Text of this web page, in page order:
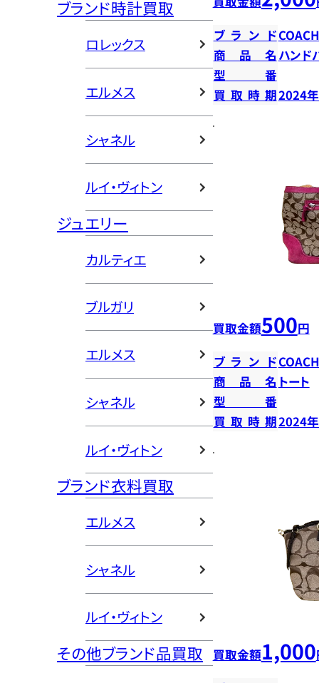
ブランド時計買取
ロレックス
エルメス
シャネル
ルイ・ヴィトン
ジュエリー
カルティエ
ブルガリ
エルメス
シャネル
ルイ・ヴィトン
ブランド衣料買取
エルメス
シャネル
ルイ・ヴィトン
その他ブランド品買取
ブランドCOACH
商品名 ハンド
型番
買取時期2024
買取金額500円
ブランドCOACH
商品名 トート
型番
買取時期2024
買取金額1,000